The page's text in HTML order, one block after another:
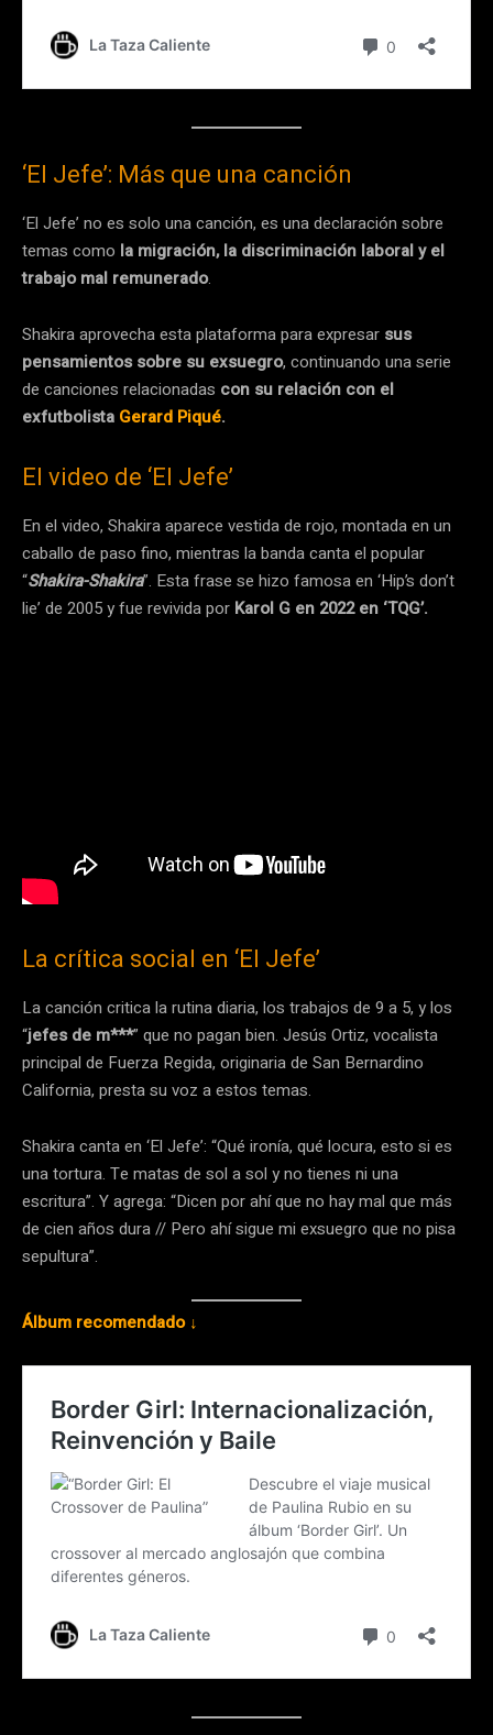
‘El Jefe’: Más que una canción
‘El Jefe’ no es solo una canción, es una declaración sobre
temas como la migración, la discriminación laboral y el
trabajo mal remunerado.
Shakira aprovecha esta plataforma para expresar sus
pensamientos sobre su exsuegro, continuando una serie
de canciones relacionadas con su relación con el
exfutbolista Gerard Piqué.
El video de ‘El Jefe’
En el video, Shakira aparece vestida de rojo, montada en un
caballo de paso fino, mientras la banda canta el popular
“Shakira-Shakira”. Esta frase se hizo famosa en ‘Hip’s don’t
lie’ de 2005 y fue revivida por Karol G en 2022 en ‘TQG’.
La crítica social en ‘El Jefe’
La canción critica la rutina diaria, los trabajos de 9 a 5, y los
“jefes de m***” que no pagan bien. Jesús Ortiz, vocalista
principal de Fuerza Regida, originaria de San Bernardino
California, presta su voz a estos temas.
Shakira canta en ‘El Jefe’: “Qué ironía, qué locura, esto si es
una tortura. Te matas de sol a sol y no tienes ni una
escritura”. Y agrega: “Dicen por ahí que no hay mal que más
de cien años dura // Pero ahí sigue mi exsuegro que no pisa
sepultura”.
Álbum recomendado ↓